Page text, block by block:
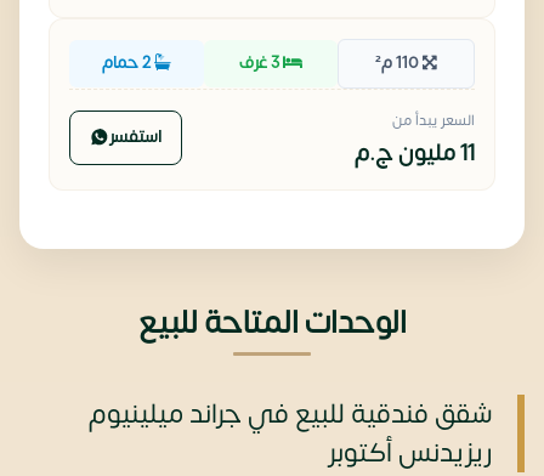
110 م² 3 غرف 2 حمام
السعر يبدأ من
11 مليون ج.م استفسر
الوحدات المتاحة للبيع
شقق فندقية للبيع في جراند ميلينيوم
ريزيدنس أكتوبر